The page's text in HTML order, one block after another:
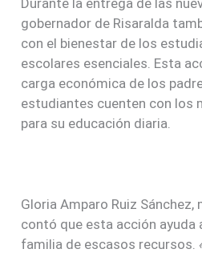
Durante la entrega de las
gobernador de Risaralda
con el bienestar de los
escolares esenciales. Esta
carga económica de los
estudiantes cuenten con los
para su educación diaria.
Gloria Amparo Ruiz Sánchez,
contó que esta acción ayuda
familia de escasos recursos.